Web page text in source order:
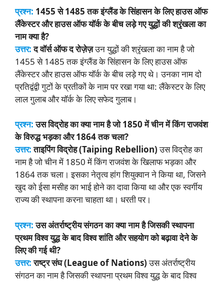
प्रश्न: 1455 से 1485 तक इंग्लैंड के सिंहासन के लिए हाउस ऑफ
लैंकेस्टर और हाउस ऑफ यॉर्क के बीच लड़े गए युद्धों की श्रृंखला का
नाम क्या है?
उत्तर: द वॉर्स ऑफ द रोज़ेज़उन युद्धों की श्रृंखला का नाम है जो
1455 से 1485 तक इंग्लैंड के सिंहासन के लिए हाउस ऑफ
लैंकेस्टर और हाउस ऑफ यॉर्क के बीच लड़े गए थे। उनका नाम दो
प्रतिद्वंद्वी गुटों के प्रतीकों के नाम पर रखा गया था: लैंकेस्टर के लिए
लाल गुलाब और यॉर्क के लिए सफेद गुलाब।
प्रश्न:उस विद्रोह का क्या नाम है जो 1850 में चीन में किंग राजवंश
के विरुद्ध भड़का और 1864 तक चला?
उत्तर: ताइपिंग विद्रोह (Taiping Rebellion)उस विद्रोह का
नाम है जो चीन में 1850 में किंग राजवंश के खिलाफ भड़का और
1864 तक चला। इसका नेतृत्व हांग शियुक्वान ने किया था, जिसने
खुद को ईसा मसीह का भाई होने का दावा किया था और एक स्वर्गीय
राज्य की स्थापना करना चाहता था। धरती पर।
प्रश्न:उस अंतर्राष्ट्रीय संगठन का क्या नाम है जिसकी स्थापना
प्रथम विश्व युद्ध के बाद विश्व शांति और सहयोग को बढ़ावा देने के
लिए की गई थी?
उत्तर: राष्ट्र संघ (League of Nations)उस अंतर्राष्ट्रीय
संगठन का नाम है जिसकी स्थापना प्रथम विश्व युद्ध के बाद विश्व